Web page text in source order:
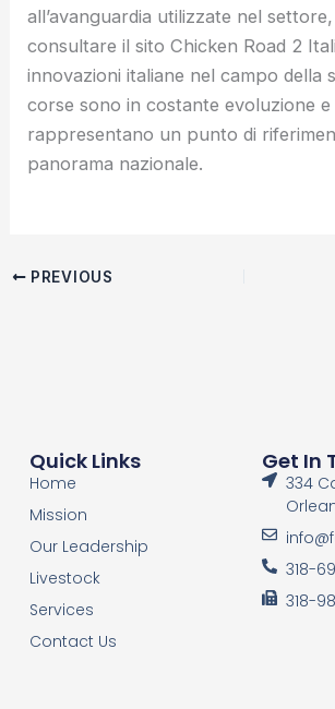
all’avanguardia utilizzate nel
consultare il sito Chicken Road 2
innovazioni italiane nel campo della
corse sono in costante evoluzione e
rappresentano un punto di
panorama nazionale.
PREVIOUS
Quick Links
Home
Mission
Our Leadership
Livestock
Services
Contact Us
Get In
334
318-
318-